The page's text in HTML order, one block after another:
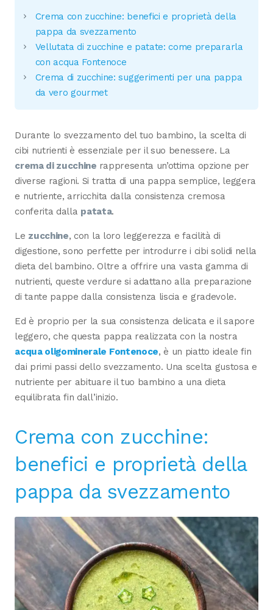
Crema con zucchine: benefici e proprietà della
pappa da svezzamento
Vellutata di zucchine e patate: come prepararla
con acqua Fontenoce
Crema di zucchine: suggerimenti per una pappa
da vero gourmet
Durante lo svezzamento del tuo bambino, la scelta di
cibi nutrienti è essenziale per il suo benessere. La
crema di zucchine rappresenta un’ottima opzione per
diverse ragioni. Si tratta di una pappa semplice, leggera
e nutriente, arricchita dalla consistenza cremosa
conferita dalla patata.
Le zucchine, con la loro leggerezza e facilità di
digestione, sono perfette per introdurre i cibi solidi nella
dieta del bambino. Oltre a offrire una vasta gamma di
nutrienti, queste verdure si adattano alla preparazione
di tante pappe dalla consistenza liscia e gradevole.
Ed è proprio per la sua consistenza delicata e il sapore
leggero, che questa pappa realizzata con la nostra
acqua oligominerale Fontenoce, è un piatto ideale fin
dai primi passi dello svezzamento. Una scelta gustosa e
nutriente per abituare il tuo bambino a una dieta
equilibrata fin dall’inizio.
Crema con zucchine:
benefici e proprietà della
pappa da svezzamento